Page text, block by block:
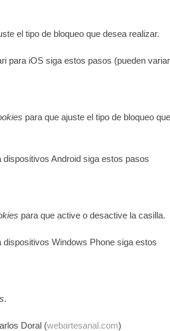
el tipo de bloqueo que desea realizar.
para iOS siga estos pasos (pueden variar
para que ajuste el tipo de bloqueo que
dispositivos Android siga estos pasos
para que active o desactive la casilla.
dispositivos Windows Phone siga estos
.
Doral (webartesanal.com)